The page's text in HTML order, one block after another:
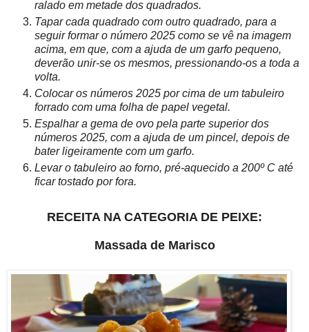
ralado em metade dos quadrados.
Tapar cada quadrado com outro quadrado, para a
seguir formar o número 2025 como se vê na imagem
acima, em que, com a ajuda de um garfo pequeno,
deverão unir-se os mesmos, pressionando-os a toda a
volta.
Colocar os números 2025 por cima de um tabuleiro
forrado com uma folha de papel vegetal.
Espalhar a gema de ovo pela parte superior dos
números 2025, com a ajuda de um pincel, depois de
bater ligeiramente com um garfo.
Levar o tabuleiro ao forno, pré-aquecido a 200º C até
ficar tostado por fora.
RECEITA NA CATEGORIA DE PEIXE:
Massada de Marisco